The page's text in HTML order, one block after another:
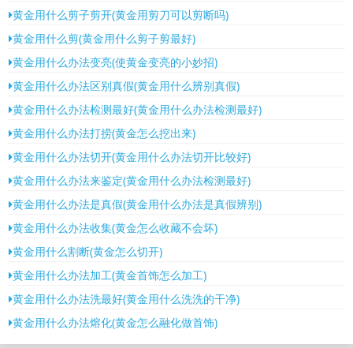
黄金用什么剪子剪开(黄金用剪刀可以剪断吗)
黄金用什么剪(黄金用什么剪子剪最好)
黄金用什么办法变亮(使黄金变亮的小妙招)
黄金用什么办法区别真假(黄金用什么辨别真假)
黄金用什么办法检测最好(黄金用什么办法检测最好)
黄金用什么办法打捞(黄金怎么挖出来)
黄金用什么办法切开(黄金用什么办法切开比较好)
黄金用什么办法来鉴定(黄金用什么办法检测最好)
黄金用什么办法是真假(黄金用什么办法是真假辨别)
黄金用什么办法收集(黄金怎么收藏不会坏)
黄金用什么割断(黄金怎么切开)
黄金用什么办法加工(黄金首饰怎么加工)
黄金用什么办法洗最好(黄金用什么洗洗的干净)
黄金用什么办法熔化(黄金怎么融化做首饰)